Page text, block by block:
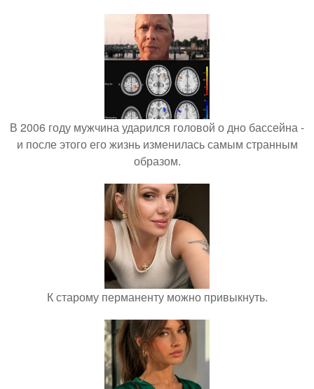
В 2006 году мужчина ударился головой о дно бассейна -
и после этого его жизнь изменилась самым странным
образом.
К старому перманенту можно привыкнуть.